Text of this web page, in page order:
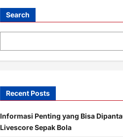
Search
Recent Posts
Informasi Penting yang Bisa
Livescore Sepak Bola